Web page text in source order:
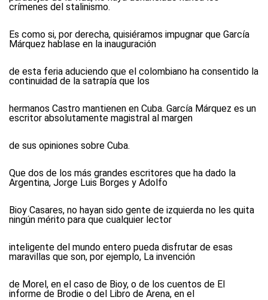
crímenes del stalinismo.
Es como si, por derecha, quisiéramos impugnar que García
Márquez hablase en la inauguración
de esta feria aduciendo que el colombiano ha consentido la
continuidad de la satrapía que los
hermanos Castro mantienen en Cuba. García Márquez es un
escritor absolutamente magistral al margen
de sus opiniones sobre Cuba.
Que dos de los más grandes escritores que ha dado la
Argentina, Jorge Luis Borges y Adolfo
Bioy Casares, no hayan sido gente de izquierda no les quita
ningún mérito para que cualquier lector
inteligente del mundo entero pueda disfrutar de esas
maravillas que son, por ejemplo, La invención
de Morel, en el caso de Bioy, o de los cuentos de El
informe de Brodie o del Libro de Arena, en el